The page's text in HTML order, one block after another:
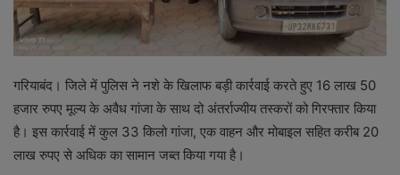
गरियाबंद। जिले में पुलिस ने नशे के खिलाफ बड़ी कार्रवाई करते हुए 16 लाख 50
हजार रुपए मूल्य के अवैध गांजा के साथ दो अंतर्राज्यीय तस्करों को गिरफ्तार किया
है। इस कार्रवाई में कुल 33 किलो गांजा, एक वाहन और मोबाइल सहित करीब 20
लाख रुपए से अधिक का सामान जब्त किया गया है।